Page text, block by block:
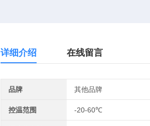
详细介绍 在线留言
品牌 其他品牌
控温范围 -20-60℃